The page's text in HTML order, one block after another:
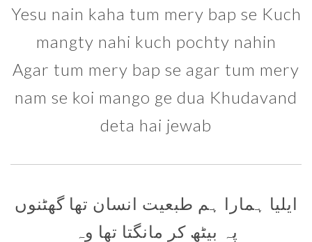
Yesu nain kaha tum mery bap se Kuch
mangty nahi kuch pochty nahin
Agar tum mery bap se agar tum mery
nam se koi mango ge dua Khudavand
deta hai jewab
ایلیا ہمارا ہم طبعیت انسان تھا گھٹنوں
پہ بیٹھ کر مانگتا تھا وہ